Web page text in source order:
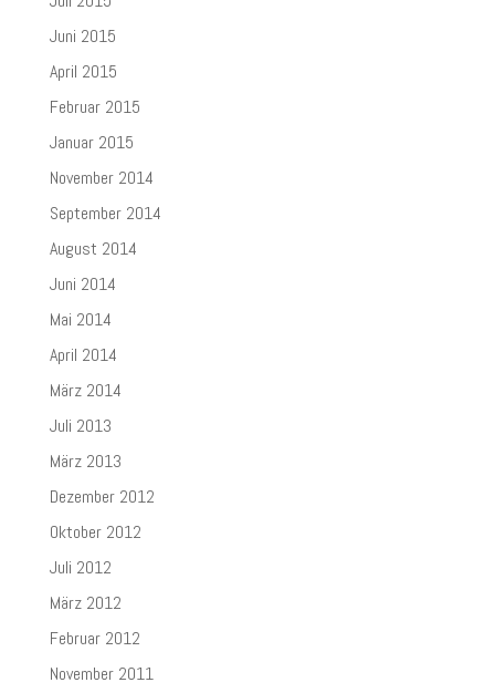
Juni 2015
April 2015
Februar 2015
Januar 2015
November 2014
September 2014
August 2014
Juni 2014
Mai 2014
April 2014
März 2014
Juli 2013
März 2013
Dezember 2012
Oktober 2012
Juli 2012
März 2012
Februar 2012
November 2011